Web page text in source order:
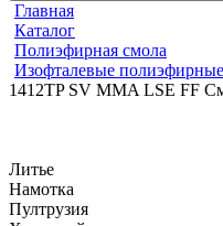
Главная
Каталог
Полиэфирная смола
Изофталевые
1412TP SV MMA LSE FF
Литье
Намотка
Пултрузия